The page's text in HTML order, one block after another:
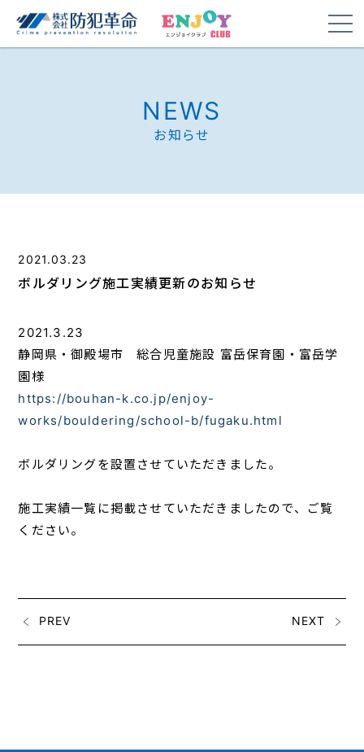
NEWS
お知らせ
2021.03.23
ボルダリング施工実績更新のお知らせ
2021.3.23
静岡県・御殿場市 総合児童施設 富岳保育園・富岳学
園様
https://bouhan-k.co.jp/enjoy-
works/bouldering/school-b/fugaku.html
ボルダリングを設置させていただきました。
施工実績一覧に掲載させていただきましたので、ご覧
ください。
PREV NEXT